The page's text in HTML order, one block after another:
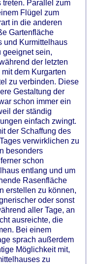
Parallel zum
Flügel zum
in die anderen
Gartenfläche
und Kurmittelhaus
geeignet sein,
der letzten
dem Kurgarten
zu verbinden. Diese
Gestaltung der
schon immer ein
der ständig
einfach zwingt.
der Schaffung des
verwirklichen zu
besonders
schon
entlang und um
Rasenfläche
erstellen zu können,
oder sonst
aller Tage, an
ausreichte, die
Bei einem
sprach außerdem
Möglichkeit mit,
zu